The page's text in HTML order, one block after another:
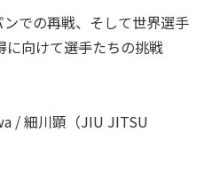
での再戦、そして世界選手
向けて――選手たちの挑戦
/ 細川顕（JIU JITSU